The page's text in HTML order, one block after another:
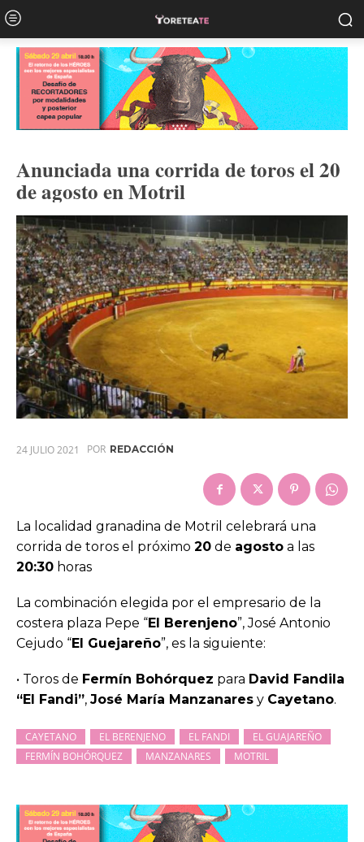
Anunciada una corrida de toros el 20
de agosto en Motril
24 JULIO 2021 POR REDACCIÓN
La localidad granadina de Motril celebrará una
corrida de toros el próximo 20 de agosto a las
20:30 horas
La combinación elegida por el empresario de la
costera plaza Pepe “El Berenjeno”, José Antonio
Cejudo “El Guejareño”, es la siguiente:
• Toros de Fermín Bohórquez para David Fandila
“El Fandi”, José María Manzanares y Cayetano.
CAYETANO EL BERENJENO EL FANDI
EL GUAJAREÑO
FERMÍN BOHÓRQUEZ
MANZANARES MOTRIL